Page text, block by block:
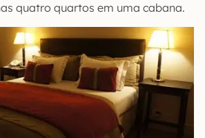
quatro quartos em uma cabana.